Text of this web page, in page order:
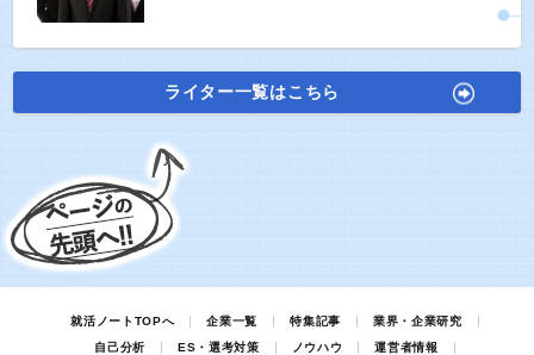
ライター一覧はこちら
就活ノートTOPへ 企業一覧 特集記事
業界・企業研究
自己分析
ES・選考対策 ノウハウ
運営者情報